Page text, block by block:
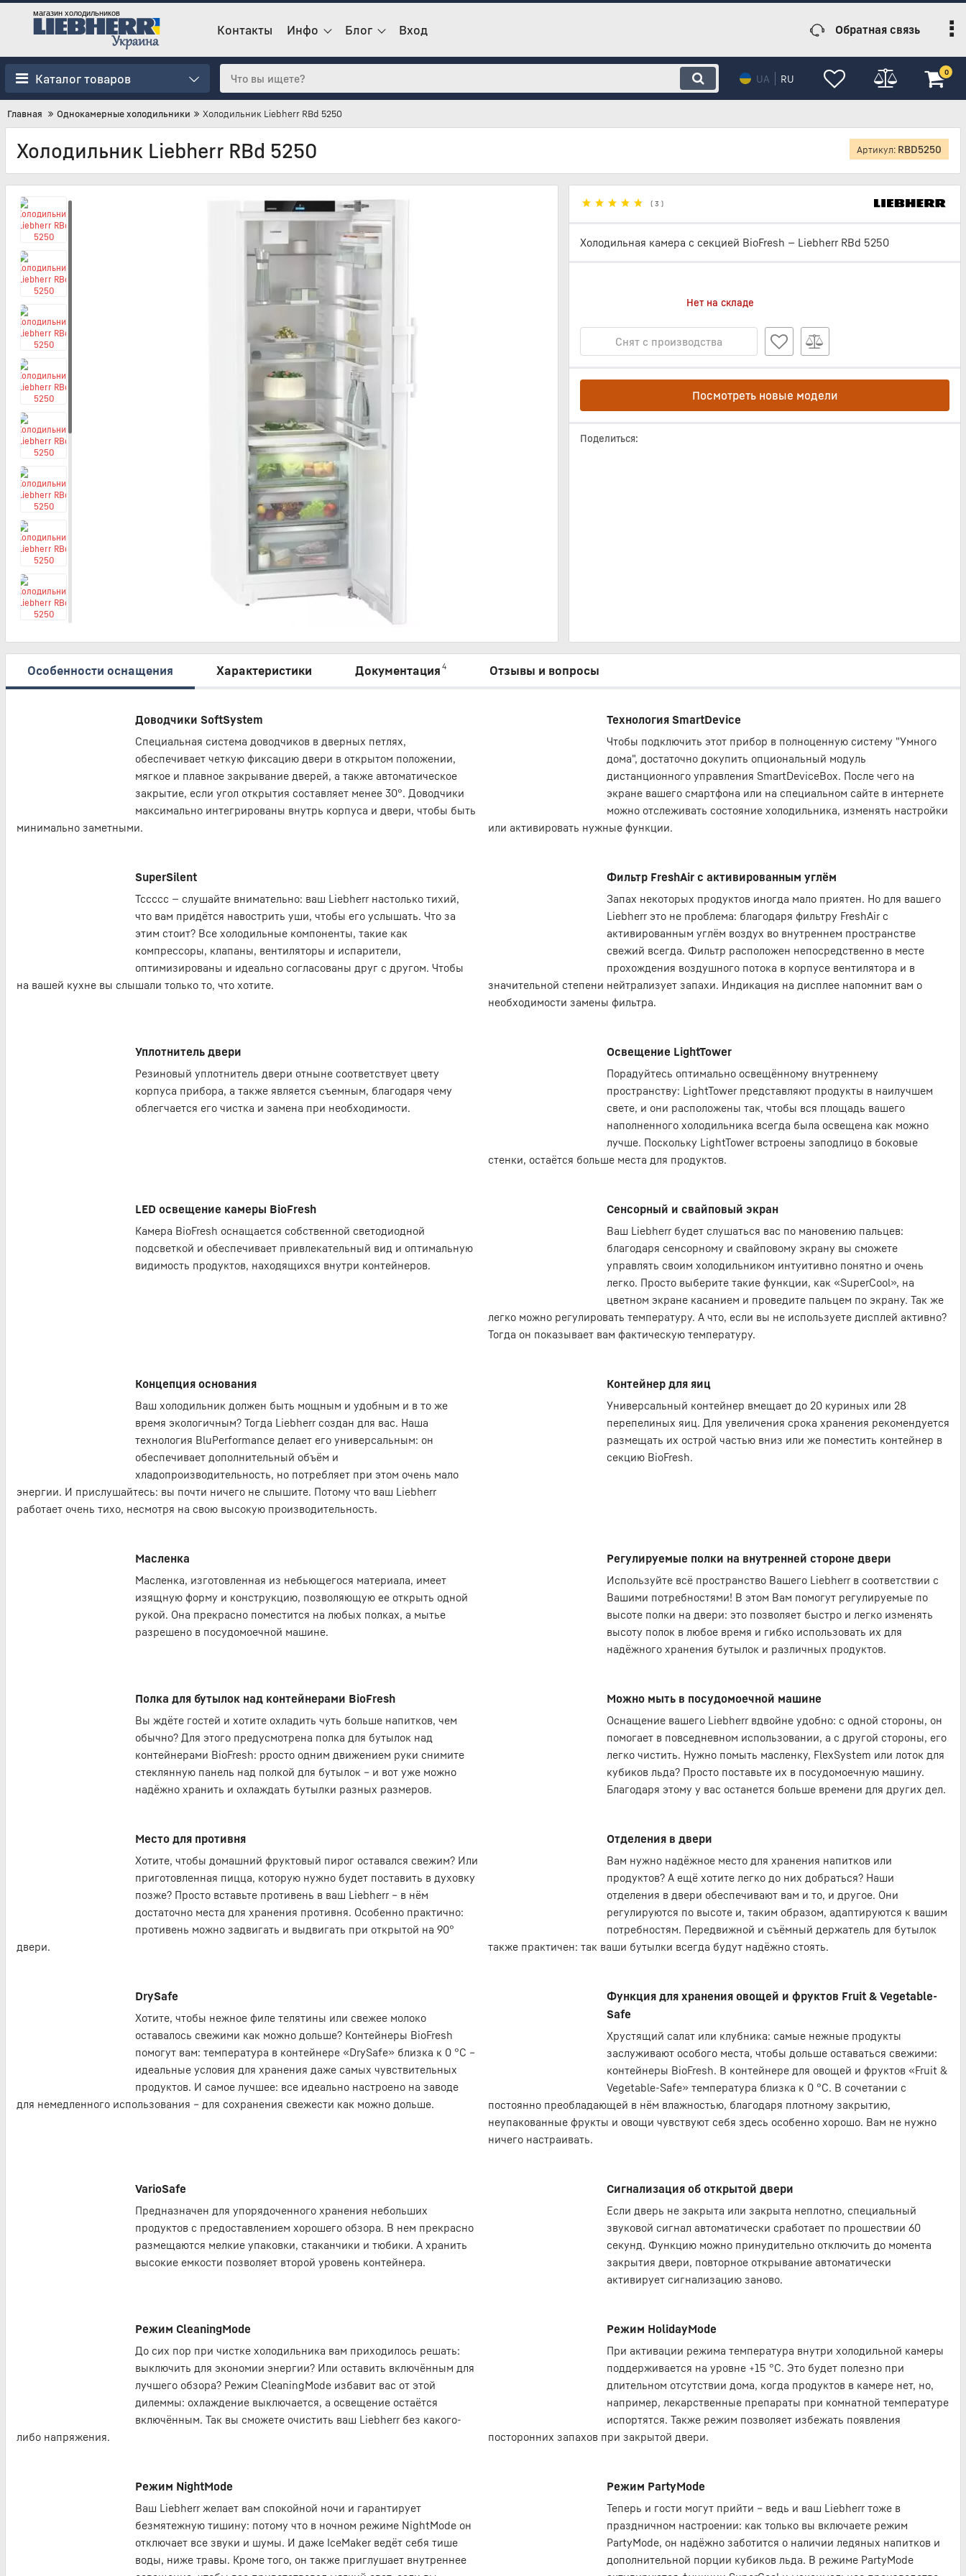
магазин холодильников
Контакты Инфо Блог Вход Обратная связь
Каталог товаров RU
UA
0
Главная Однокамерные холодильники Холодильник Liebherr RBd 5250
Холодильник Liebherr RBd 5250 Артикул: RBD5250
( 3 )
Холодильная камера с секцией BioFresh — Liebherr RBd 5250
Нет на складе
Снят с производства
Посмотреть новые модели
Поделиться:
Особенности оснащения Характеристики Документация 4 Отзывы и вопросы
Доводчики SoftSystem
Специальная система доводчиков в дверных петлях,
обеспечивает четкую фиксацию двери в открытом положении,
мягкое и плавное закрывание дверей, а также автоматическое
закрытие, если угол открытия составляет менее 30°. Доводчики
максимально интегрированы внутрь корпуса и двери, чтобы быть
минимально заметными.
Технология SmartDevice
Чтобы подключить этот прибор в полноценную систему "Умного
дома", достаточно докупить опциональный модуль
дистанционного управления SmartDeviceBox. После чего на
экране вашего смартфона или на специальном сайте в интернете
можно отслеживать состояние холодильника, изменять настройки
или активировать нужные функции.
SuperSilent
Тссссс — слушайте внимательно: ваш Liebherr настолько тихий,
что вам придётся навострить уши, чтобы его услышать. Что за
этим стоит? Все холодильные компоненты, такие как
компрессоры, клапаны, вентиляторы и испарители,
оптимизированы и идеально согласованы друг с другом. Чтобы
на вашей кухне вы слышали только то, что хотите.
Фильтр FreshAir с активированным углём
Запах некоторых продуктов иногда мало приятен. Но для вашего
Liebherr это не проблема: благодаря фильтру FreshAir с
активированным углём воздух во внутреннем пространстве
свежий всегда. Фильтр расположен непосредственно в месте
прохождения воздушного потока в корпусе вентилятора и в
значительной степени нейтрализует запахи. Индикация на дисплее напомнит вам о
необходимости замены фильтра.
Уплотнитель двери
Резиновый уплотнитель двери отныне соответствует цвету
корпуса прибора, а также является съемным, благодаря чему
облегчается его чистка и замена при необходимости.
Освещение LightTower
Порадуйтесь оптимально освещённому внутреннему
пространству: LightTower представляют продукты в наилучшем
свете, и они расположены так, чтобы вся площадь вашего
наполненного холодильника всегда была освещена как можно
лучше. Поскольку LightTower встроены заподлицо в боковые
стенки, остаётся больше места для продуктов.
LED освещение камеры BioFresh
Камера BioFresh оснащается собственной светодиодной
подсветкой и обеспечивает привлекательный вид и оптимальную
видимость продуктов, находящихся внутри контейнеров.
Сенсорный и свайповый экран
Ваш Liebherr будет слушаться вас по мановению пальцев:
благодаря сенсорному и свайповому экрану вы сможете
управлять своим холодильником интуитивно понятно и очень
легко. Просто выберите такие функции, как «SuperCool», на
цветном экране касанием и проведите пальцем по экрану. Так же
легко можно регулировать температуру. А что, если вы не используете дисплей активно?
Тогда он показывает вам фактическую температуру.
Концепция основания
Ваш холодильник должен быть мощным и удобным и в то же
время экологичным? Тогда Liebherr создан для вас. Наша
технология BluPerformance делает его универсальным: он
обеспечивает дополнительный объём и
хладопроизводительность, но потребляет при этом очень мало
энергии. И прислушайтесь: вы почти ничего не слышите. Потому что ваш Liebherr
работает очень тихо, несмотря на свою высокую производительность.
Контейнер для яиц
Универсальный контейнер вмещает до 20 куриных или 28
перепелиных яиц. Для увеличения срока хранения рекомендуется
размещать их острой частью вниз или же поместить контейнер в
секцию BioFresh.
Масленка
Масленка, изготовленная из небьющегося материала, имеет
изящную форму и конструкцию, позволяющую ее открыть одной
рукой. Она прекрасно поместится на любых полках, а мытье
разрешено в посудомоечной машине.
Регулируемые полки на внутренней стороне двери
Используйте всё пространство Вашего Liebherr в соответствии с
Вашими потребностями! В этом Вам помогут регулируемые по
высоте полки на двери: это позволяет быстро и легко изменять
высоту полок в любое время и гибко использовать их для
надёжного хранения бутылок и различных продуктов.
Полка для бутылок над контейнерами BioFresh
Вы ждёте гостей и хотите охладить чуть больше напитков, чем
обычно? Для этого предусмотрена полка для бутылок над
контейнерами BioFresh: рросто одним движением руки снимите
стеклянную панель над полкой для бутылок – и вот уже можно
надёжно хранить и охлаждать бутылки разных размеров.
Можно мыть в посудомоечной машине
Оснащение вашего Liebherr вдвойне удобно: с одной стороны, он
помогает в повседневном использовании, а с другой стороны, его
легко чистить. Нужно помыть масленку, FlexSystem или лоток для
кубиков льда? Просто поставьте их в посудомоечную машину.
Благодаря этому у вас останется больше времени для других дел.
Место для противня
Хотите, чтобы домашний фруктовый пирог оставался свежим? Или
приготовленная пицца, которую нужно будет поставить в духовку
позже? Просто вставьте противень в ваш Liebherr – в нём
достаточно места для хранения противня. Особенно практично:
противень можно задвигать и выдвигать при открытой на 90°
двери.
Отделения в двери
Вам нужно надёжное место для хранения напитков или
продуктов? А ещё хотите легко до них добраться? Наши
отделения в двери обеспечивают вам и то, и другое. Они
регулируются по высоте и, таким образом, адаптируются к вашим
потребностям. Передвижной и съёмный держатель для бутылок
также практичен: так ваши бутылки всегда будут надёжно стоять.
DrySafe
Хотите, чтобы нежное филе телятины или свежее молоко
оставалось свежими как можно дольше? Контейнеры BioFresh
помогут вам: температура в контейнере «DrySafe» близка к 0 °C –
идеальные условия для хранения даже самых чувствительных
продуктов. И самое лучшее: все идеально настроено на заводе
для немедленного использования – для сохранения свежести как можно дольше.
Функция для хранения овощей и фруктов Fruit & Vegetable-
Safe
Хрустящий салат или клубника: самые нежные продукты
заслуживают особого места, чтобы дольше оставаться свежими:
контейнеры BioFresh. В контейнере для овощей и фруктов «Fruit &
Vegetable-Safe» температура близка к 0 °C. В сочетании с
постоянно преобладающей в нём влажностью, благодаря плотному закрытию,
неупакованные фрукты и овощи чувствуют себя здесь особенно хорошо. Вам не нужно
ничего настраивать.
VarioSafe
Предназначен для упорядоченного хранения небольших
продуктов с предоставлением хорошего обзора. В нем прекрасно
размещаются мелкие упаковки, стаканчики и тюбики. А хранить
высокие емкости позволяет второй уровень контейнера.
Сигнализация об открытой двери
Если дверь не закрыта или закрыта неплотно, специальный
звуковой сигнал автоматически сработает по прошествии 60
секунд. Функцию можно принудительно отключить до момента
закрытия двери, повторное открывание автоматически
активирует сигнализацию заново.
Режим CleaningMode
До сих пор при чистке холодильника вам приходилось решать:
выключить для экономии энергии? Или оставить включённым для
лучшего обзора? Режим CleaningMode избавит вас от этой
дилеммы: охлаждение выключается, а освещение остаётся
включённым. Так вы сможете очистить ваш Liebherr без какого-
либо напряжения.
Режим HolidayMode
При активации режима температура внутри холодильной камеры
поддерживается на уровне +15 °С. Это будет полезно при
длительном отсутствии дома, когда продуктов в камере нет, но,
например, лекарственные препараты при комнатной температуре
испортятся. Также режим позволяет избежать появления
посторонних запахов при закрытой двери.
Режим NightMode
Ваш Liebherr желает вам спокойной ночи и гарантирует
безмятежную тишину: потому что в ночном режиме NightMode он
отключает все звуки и шумы. И даже IceMaker ведёт себя тише
воды, ниже травы. Кроме того, он также приглушает внутреннее
Режим PartyMode
Теперь и гости могут прийти – ведь и ваш Liebherr тоже в
праздничном настроении: как только вы включаете режим
PartyMode, он надёжно заботится о наличии ледяных напитков и
дополнительной порции кубиков льда. В режиме PartyMode